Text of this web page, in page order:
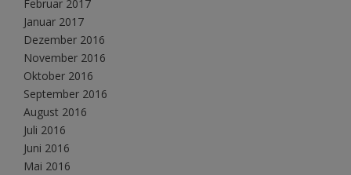
Februar 2017
Januar 2017
Dezember 2016
November 2016
Oktober 2016
September 2016
August 2016
Juli 2016
Juni 2016
Mai 2016